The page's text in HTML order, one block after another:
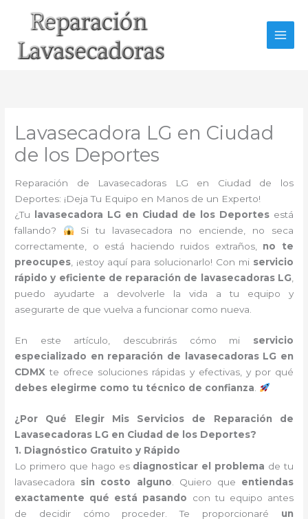
Lavasecadora LG en Ciudad
de los Deportes
Reparación de Lavasecadoras LG en Ciudad de los
Deportes: ¡Deja Tu Equipo en Manos de un Experto!
¿Tu
lavasecadora LG en Ciudad de los Deportesestá
fallando?
Si tu lavasecadora no enciende, no seca
correctamente, o está haciendo ruidos extraños, no te
preocupes, ¡estoy aquí para solucionarlo! Con mi servicio
rápido y eficiente de reparación de lavasecadoras LG,
puedo ayudarte a devolverle la vida a tu equipo y
asegurarte de que vuelva a funcionar como nueva.
En este artículo, descubrirás cómo mi servicio
especializado en reparación de lavasecadoras LG en
CDMX te ofrece soluciones rápidas y efectivas, y por qué
debes elegirme como tu técnico de confianza
¿Por Qué Elegir Mis Servicios de Reparación de
Lavasecadoras LG en Ciudad de los Deportes?
1. Diagnóstico Gratuito y Rápido
Lo primero que hago es diagnosticar el problema de tu
lavasecadora sin costo alguno . Quiero que entiendas
exactamente qué está pasando con tu equipo antes
de decidir cómo proceder. Te proporcionaré un